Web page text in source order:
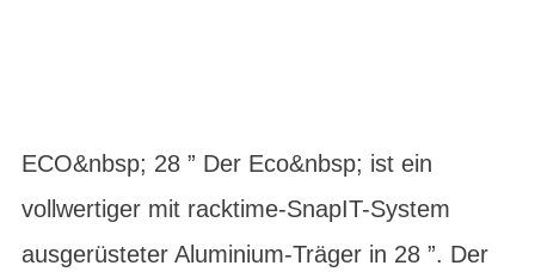
ECO&nbsp; 28 ” Der Eco&nbsp; ist ein
vollwertiger mit racktime-SnapIT-System
ausgerüsteter Aluminium-Träger in 28 ”. Der